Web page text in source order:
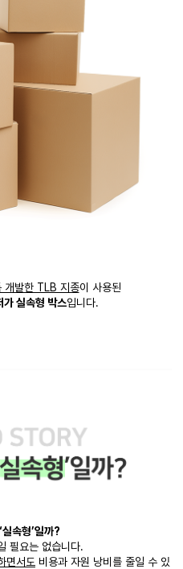
개발한 TLB 지종이 사용된
가 실속형 박스입니다.
속형’일까?
필요는 없습니다.
면서도 비용과 자원 낭비를 줄일 수 있